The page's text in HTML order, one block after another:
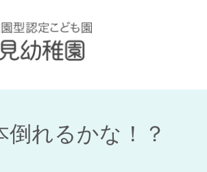
倒れるかな！？